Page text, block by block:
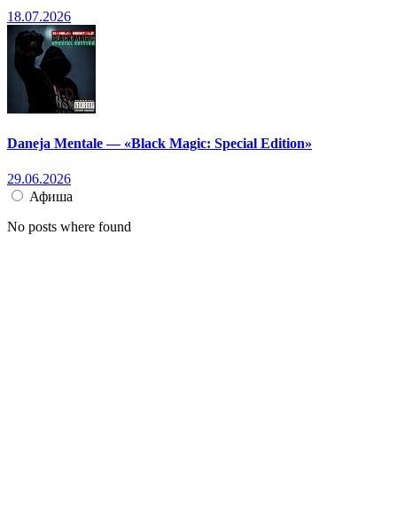
18.07.2026
Daneja Mentale — «Black Magic: Special Edition»
29.06.2026
Афиша
No posts where found